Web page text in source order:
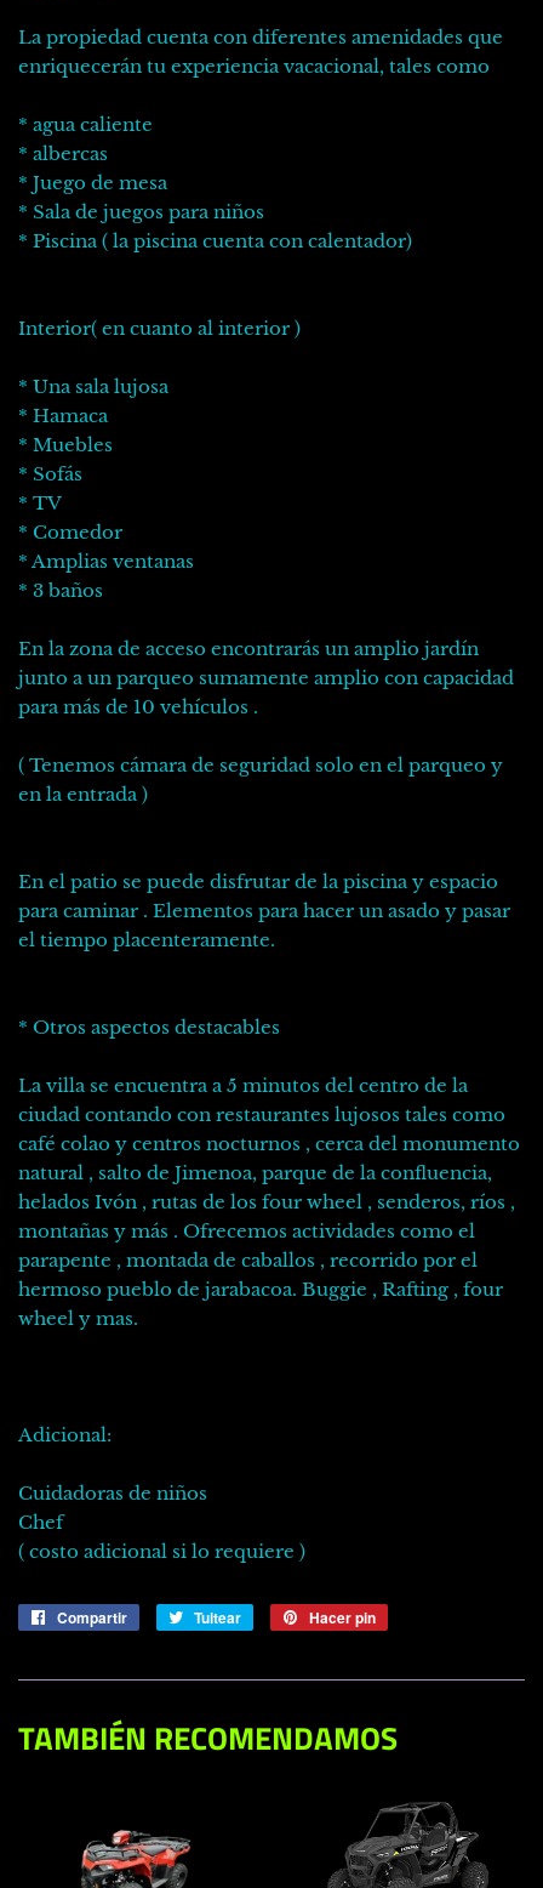
La propiedad cuenta con diferentes amenidades que
enriquecerán tu experiencia vacacional, tales como
* agua caliente
* albercas
* Juego de mesa
* Sala de juegos para niños
* Piscina ( la piscina cuenta con calentador)
Interior( en cuanto al interior )
* Una sala lujosa
* Hamaca
* Muebles
* Sofás
* TV
* Comedor
* Amplias ventanas
* 3 baños
En la zona de acceso encontrarás un amplio jardín
junto a un parqueo sumamente amplio con capacidad
para más de 10 vehículos .
( Tenemos cámara de seguridad solo en el parqueo y
en la entrada )
En el patio se puede disfrutar de la piscina y espacio
para caminar . Elementos para hacer un asado y pasar
el tiempo placenteramente.
* Otros aspectos destacables
La villa se encuentra a 5 minutos del centro de la
ciudad contando con restaurantes lujosos tales como
café colao y centros nocturnos , cerca del monumento
natural , salto de Jimenoa, parque de la confluencia,
helados Ivón , rutas de los four wheel , senderos, ríos ,
montañas y más . Ofrecemos actividades como el
parapente , montada de caballos , recorrido por el
hermoso pueblo de jarabacoa. Buggie , Rafting , four
wheel y mas.
Adicional:
Cuidadoras de niños
Chef
( costo adicional si lo requiere )
Compartir
CompartirTuitear
Tuitear Hacer pin
TAMBIÉN RECOMENDAMOS